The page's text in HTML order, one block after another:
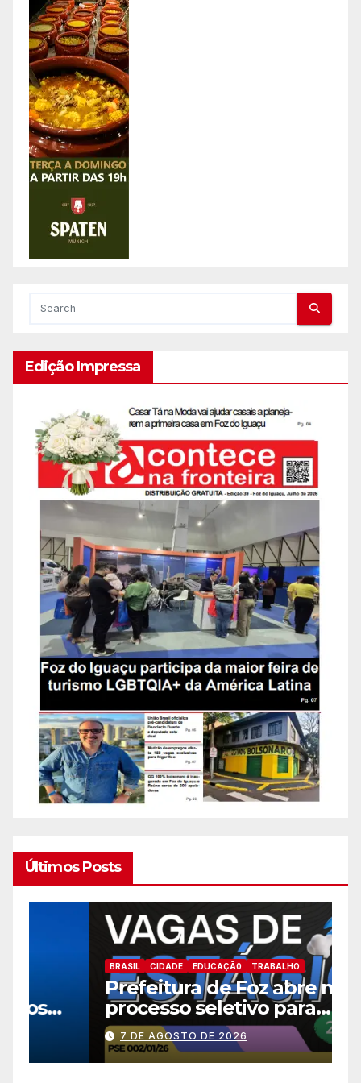
Edição Impressa
Últimos Posts
CIDADE EDUCAÇÃ0 TRABALHO
Prefeitura de Foz abre novo
processo seletivo para
estagiários
7 DE AGOSTO DE 2026